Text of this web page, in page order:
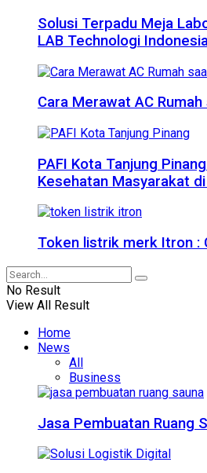
Solusi Terpadu Meja
LAB Technologi
Cara Merawat AC
PAFI Kota Tanjung
Kesehatan Masyarakat
Token listrik merk Itron :
No Result
View All Result
Home
News
All
Business
Jasa Pembuatan Ruang